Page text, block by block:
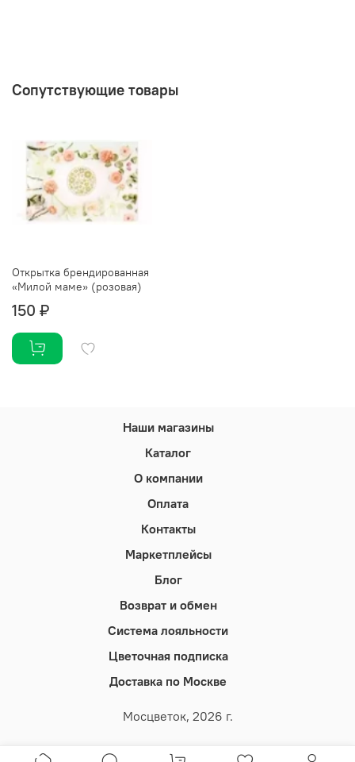
Сопутствующие товары
Открытка брендированная
«Милой маме» (розовая)
150 ₽
Наши магазины
Каталог
О компании
Оплата
Контакты
Маркетплейсы
Блог
Возврат и обмен
Система лояльности
Цветочная подписка
Доставка по Москве
Мосцветок, 2026 г.